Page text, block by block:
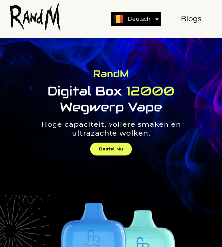
Deutsch
English
German
Blogs